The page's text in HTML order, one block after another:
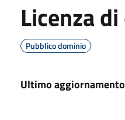
Licenza
Pubblico dominio
Ultimo aggiornamento